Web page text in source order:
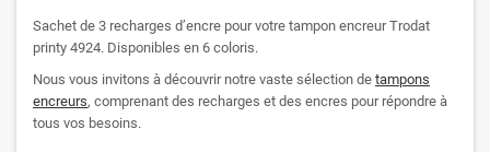
Sachet de 3 recharges d’encre pour votre tampon encreur Trodat
printy 4924. Disponibles en 6 coloris.
Nous vous invitons à découvrir notre vaste sélection de tampons
encreurs, comprenant des recharges et des encres pour répondre à
tous vos besoins.